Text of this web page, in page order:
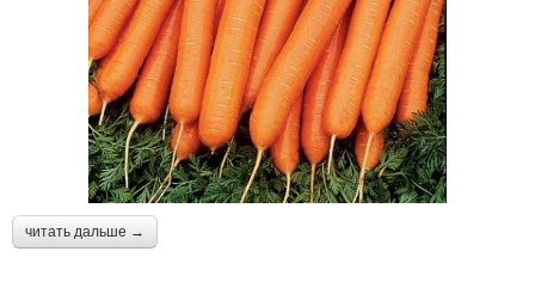
читать дальше →